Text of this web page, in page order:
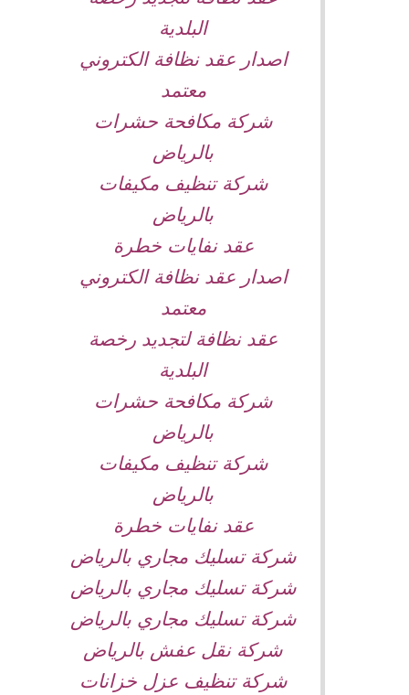
البلدية
اصدار عقد نظافة الكتروني
معتمد
شركة مكافحة حشرات
بالرياض
شركة تنظيف مكيفات
بالرياض
عقد نفايات خطرة
اصدار عقد نظافة الكتروني
معتمد
عقد نظافة لتجديد رخصة
البلدية
شركة مكافحة حشرات
بالرياض
شركة تنظيف مكيفات
بالرياض
عقد نفايات خطرة
شركة تسليك مجاري بالرياض
شركة تسليك مجاري بالرياض
شركة تسليك مجاري بالرياض
شركة نقل عفش بالرياض
شركة تنظيف عزل خزانات